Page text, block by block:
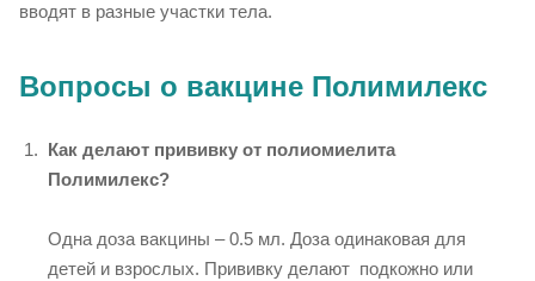
вводят в разные участки тела.
Вопросы о вакцине Полимилекс
Как делают прививку от полиомиелита
Полимилекс?
Одна доза вакцины – 0.5 мл. Доза одинаковая для
детей и взрослых. Прививку делают подкожно или